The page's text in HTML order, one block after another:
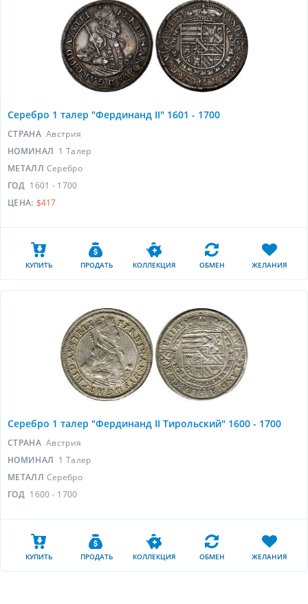
Серебро 1 талер "Фердинанд II" 1601 - 1700
СТРАНА Австрия
НОМИНАЛ 1 Талер
МЕТАЛЛ Серебро
ГОД 1601 - 1700
ЦЕНА: $417
КУПИТЬ ПРОДАТЬ КОЛЛЕКЦИЯ ОБМЕН ЖЕЛАНИЯ
Серебро 1 талер "Фердинанд II Тирольский" 1600 - 1700
СТРАНА Австрия
НОМИНАЛ 1 Талер
МЕТАЛЛ Серебро
ГОД 1600 - 1700
КУПИТЬ ПРОДАТЬ КОЛЛЕКЦИЯ ОБМЕН ЖЕЛАНИЯ